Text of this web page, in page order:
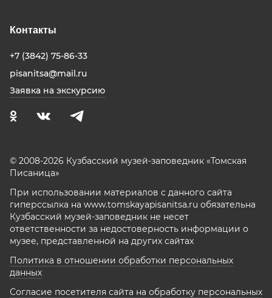
Контакты
+7 (3842) 75-86-33
pisanitsa@mail.ru
Заявка на экскурсию
© 2008-2026 Кузбасский музей-заповедник «Томская
Писаница»
При использовании материалов с данного сайта
гиперссылка на www.tomskayapisanitsa.ru обязательна
Кузбасский музей-заповедник не несет
ответственности за недостоверность информации о
музее, представленной на других сайтах
Политика в отношении обработки персональных
данных
Согласие посетителя сайта на обработку персональных